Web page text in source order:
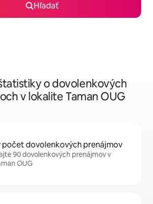
Hľadať
o dovolenkových
v lokalite Taman OUG
počet dovolenkových prenájmov
90 dovolenkových prenájmov v
OUG